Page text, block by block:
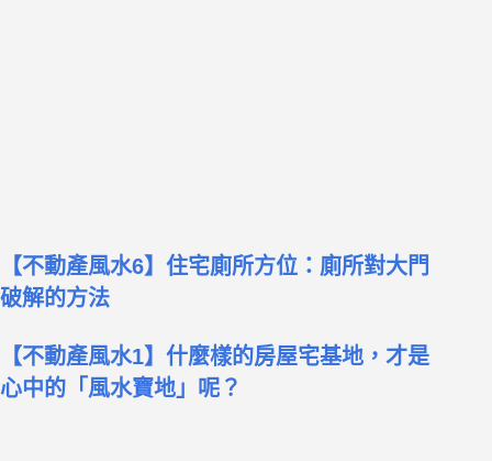
【不動產風水6】住宅廁所方位：廁所對大門
破解的方法
【不動產風水1】什麼樣的房屋宅基地，才是
心中的「風水寶地」呢？